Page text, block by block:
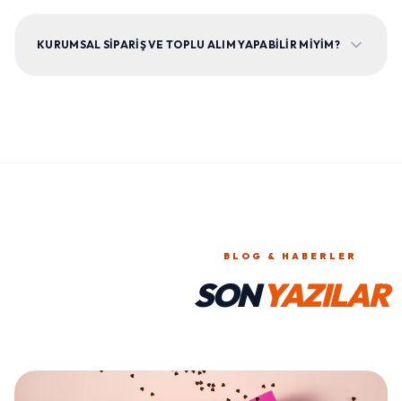
KURUMSAL SIPARIŞ VE TOPLU ALIM YAPABILIR MIYIM?
BLOG & HABERLER
SONYAZILAR